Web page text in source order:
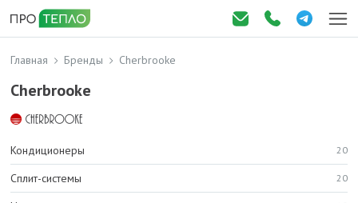
Главная Бренды Cherbrooke
Cherbrooke
Кондиционеры 20
Сплит-системы 20